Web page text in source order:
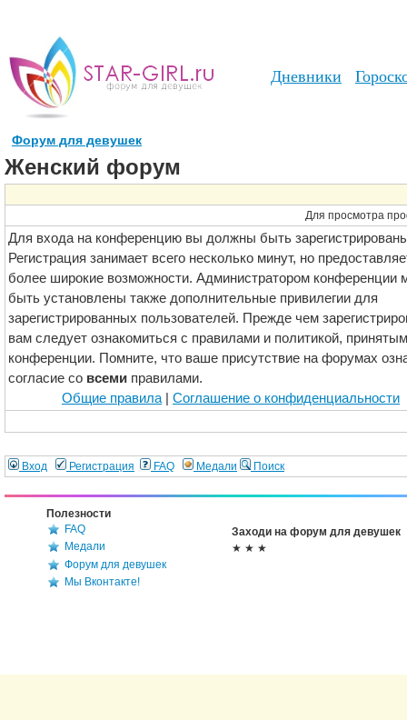
Дневники
Форум для девушек
Женский форум
Для просмотра
Для входа на конференцию вы должны быть
Регистрация занимает всего несколько минут, но
более широкие возможности. Администратором конференции
быть установлены также дополнительные привилегии для
зарегистрированных пользователей. Прежде чем
вам следует ознакомиться с правилами и политикой,
конференции. Помните, что ваше присутствие на форумах
согласие со всеми правилами.
Общие правила
Соглашение о конфиденциальности
Вход Регистрация FAQ Медали Поиск
Полезности
FAQ
Медали
Форум для девушек
Мы Вконтакте!
Заходи на форум для девушек
★ ★ ★